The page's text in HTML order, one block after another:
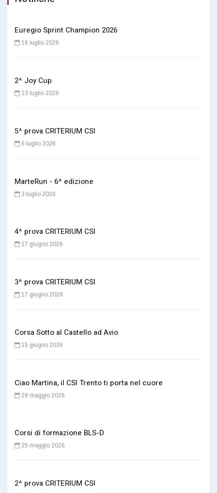
Euregio Sprint Champion 2026
16 luglio 2026
2^ Joy Cup
13 luglio 2026
5^ prova CRITERIUM CSI
6 luglio 2026
MarteRun - 6^ edizione
3 luglio 2026
4^ prova CRITERIUM CSI
17 giugno 2026
3^ prova CRITERIUM CSI
17 giugno 2026
Corsa Sotto al Castello ad Avio
15 giugno 2026
Ciao Martina, il CSI Trento ti porta nel cuore
29 maggio 2026
Corsi di formazione BLS-D
25 maggio 2026
2^ prova CRITERIUM CSI